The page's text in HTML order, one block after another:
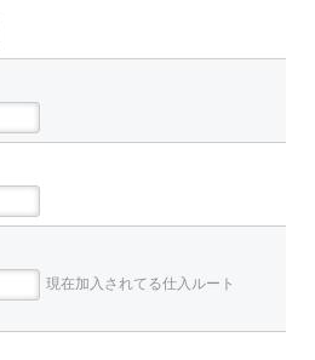
現在加入されてる仕入ルート